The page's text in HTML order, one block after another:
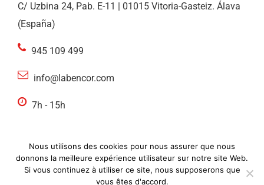
C/ Uzbina 24, Pab. E-11 | 01015 Vitoria-Gasteiz. Álava
(España)
945 109 499
info@labencor.com
7h - 15h
© ideolab 2020. Tous droits réservés |Avis
Nous utilisons des cookies pour nous assurer que nous
donnons la meilleure expérience utilisateur sur notre site Web.
Si vous continuez à utiliser ce site, nous supposerons que
vous êtes d'accord.